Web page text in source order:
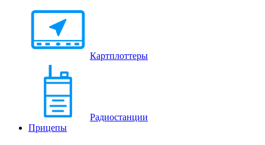
Картплоттеры
Радиостанции
Прицепы